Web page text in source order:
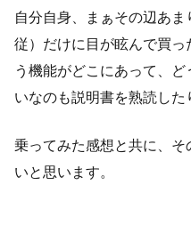
自分自身、まぁその辺あ
従）だけに目が眩んで買
う機能がどこにあって、
いなのも説明書を熟読した
乗ってみた感想と共に、
いと思います。